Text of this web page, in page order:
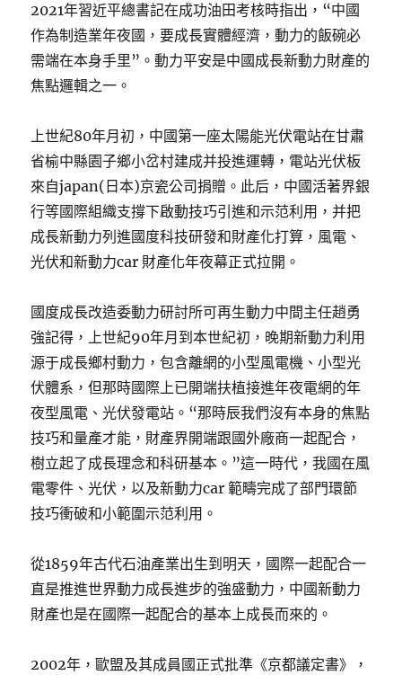
2021年習近平總書記在成功油田考核時指出，“中國
作為制造業年夜國，要成長實體經濟，動力的飯碗必
需端在本身手里”。動力平安是中國成長新動力財產的
焦點邏輯之一。
上世紀80年月初，中國第一座太陽能光伏電站在甘肅
省榆中縣園子鄉小岔村建成并投進運轉，電站光伏板
來自japan(日本)京瓷公司捐贈。此后，中國活著界銀
行等國際組織支撐下啟動技巧引進和示范利用，并把
成長新動力列進國度科技研發和財產化打算，風電、
光伏和新動力car 財產化年夜幕正式拉開。
國度成長改造委動力研討所可再生動力中間主任趙勇
強記得，上世紀90年月到本世紀初，晚期新動力利用
源于成長鄉村動力，包含離網的小型風電機、小型光
伏體系，但那時國際上已開端扶植接進年夜電網的年
夜型風電、光伏發電站。“那時辰我們沒有本身的焦點
技巧和量產才能，財產界開端跟國外廠商一起配合，
樹立起了成長理念和科研基本。”這一時代，我國在風
電零件、光伏，以及新動力car 範疇完成了部門環節
技巧衝破和小範圍示范利用。
從1859年古代石油產業出生到明天，國際一起配合一
直是推進世界動力成長進步的強盛動力，中國新動力
財產也是在國際一起配合的基本上成長而來的。
2002年，歐盟及其成員國正式批準《京都議定書》，